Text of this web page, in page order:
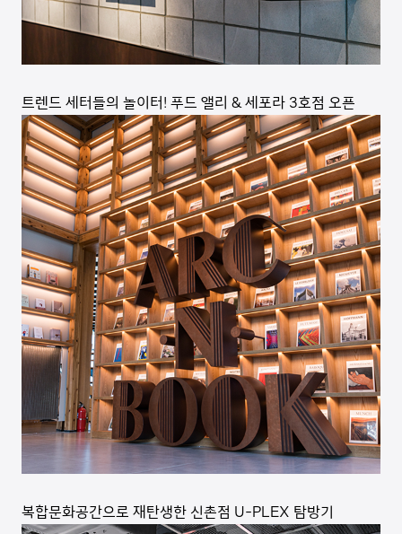
트렌드 세터들의 놀이터! 푸드 앨리 & 세포라 3호점 오픈
복합문화공간으로 재탄생한 신촌점 U-PLEX 탐방기